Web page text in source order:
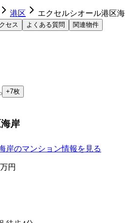
港区 エクセルシオール港区
セス よくある質問 関連物件
+7枚
岸
岸のマンション情報を見る
円